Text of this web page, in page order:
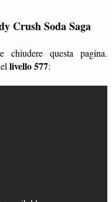
Crush Soda Saga
questa pagina.
livello 577: